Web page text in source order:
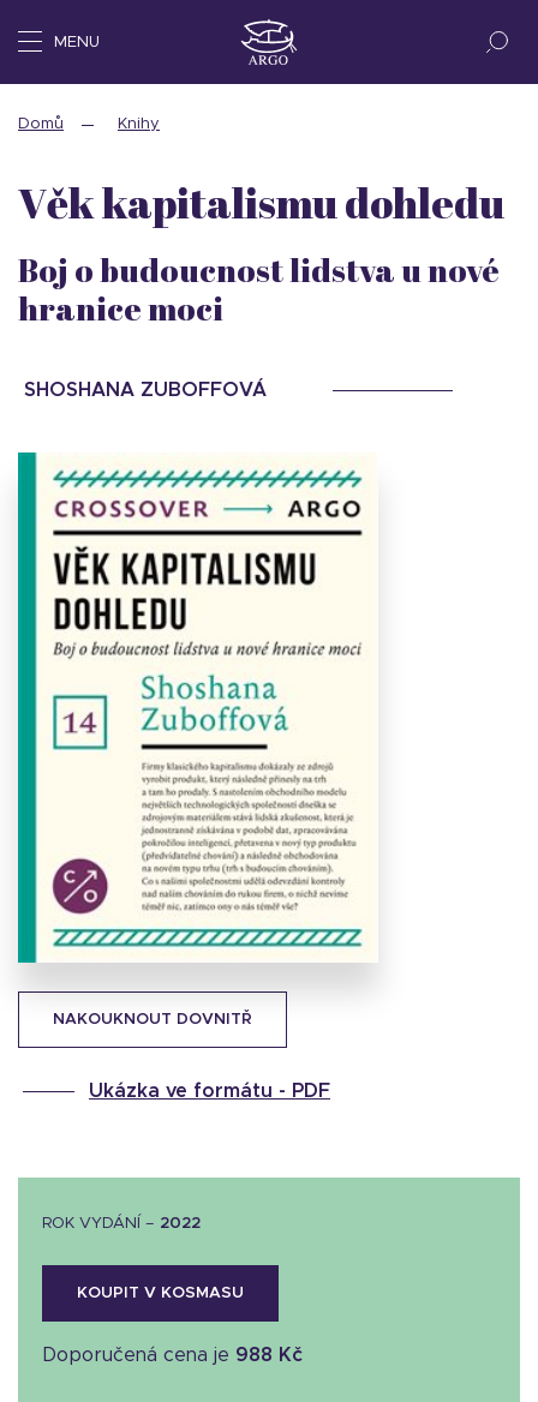
MENU
Domů Knihy
NAKOUKNOUT DOVNITŘ
Ukázka ve formátu - PDF
Věk kapitalismu dohledu
Boj o budoucnost lidstva u nové
hranice moci
SHOSHANA ZUBOFFOVÁ
ROK VYDÁNÍ – 2022
KOUPIT V KOSMASU
Doporučená cena je 988 Kč